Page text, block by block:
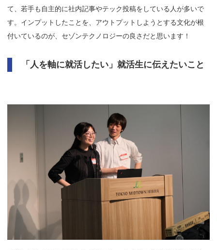
て、若手も自主的に社内記事やテック投稿をしている人が多いで
す。インプットしたことを、アウトプットしようとする文化が根
付いているのが、セゾンテクノロジーの良さだと思います！
「人を軸に就活したい」就活生に伝えたいこと